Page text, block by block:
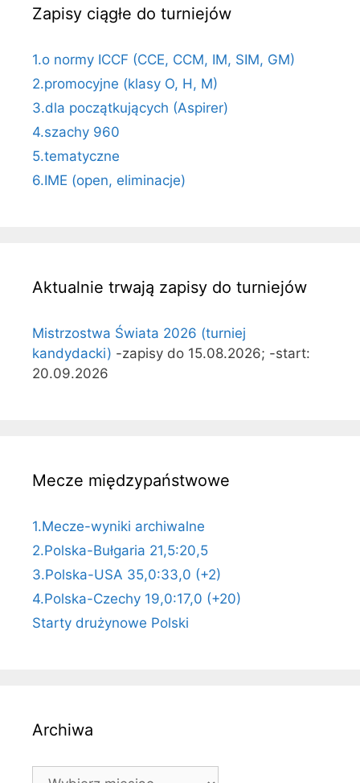
Zapisy ciągłe do turniejów
1.o normy ICCF (CCE, CCM, IM, SIM, GM)
2.promocyjne (klasy O, H, M)
3.dla początkujących (Aspirer)
4.szachy 960
5.tematyczne
6.IME (open, eliminacje)
Aktualnie trwają zapisy do turniejów
Mistrzostwa Świata 2026 (turniej
kandydacki) -zapisy do 15.08.2026; -start:
20.09.2026
Mecze międzypaństwowe
1.Mecze-wyniki archiwalne
2.Polska-Bułgaria 21,5:20,5
3.Polska-USA 35,0:33,0 (+2)
4.Polska-Czechy 19,0:17,0 (+20)
Starty drużynowe Polski
Archiwa
Archiwa